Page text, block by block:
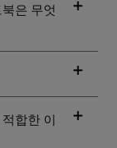
은 무엇
합한 이